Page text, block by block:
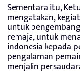
Sementara itu,
mengatakan,
untuk
remaja, untuk
indonesia kepada
pengalaman
menjalin